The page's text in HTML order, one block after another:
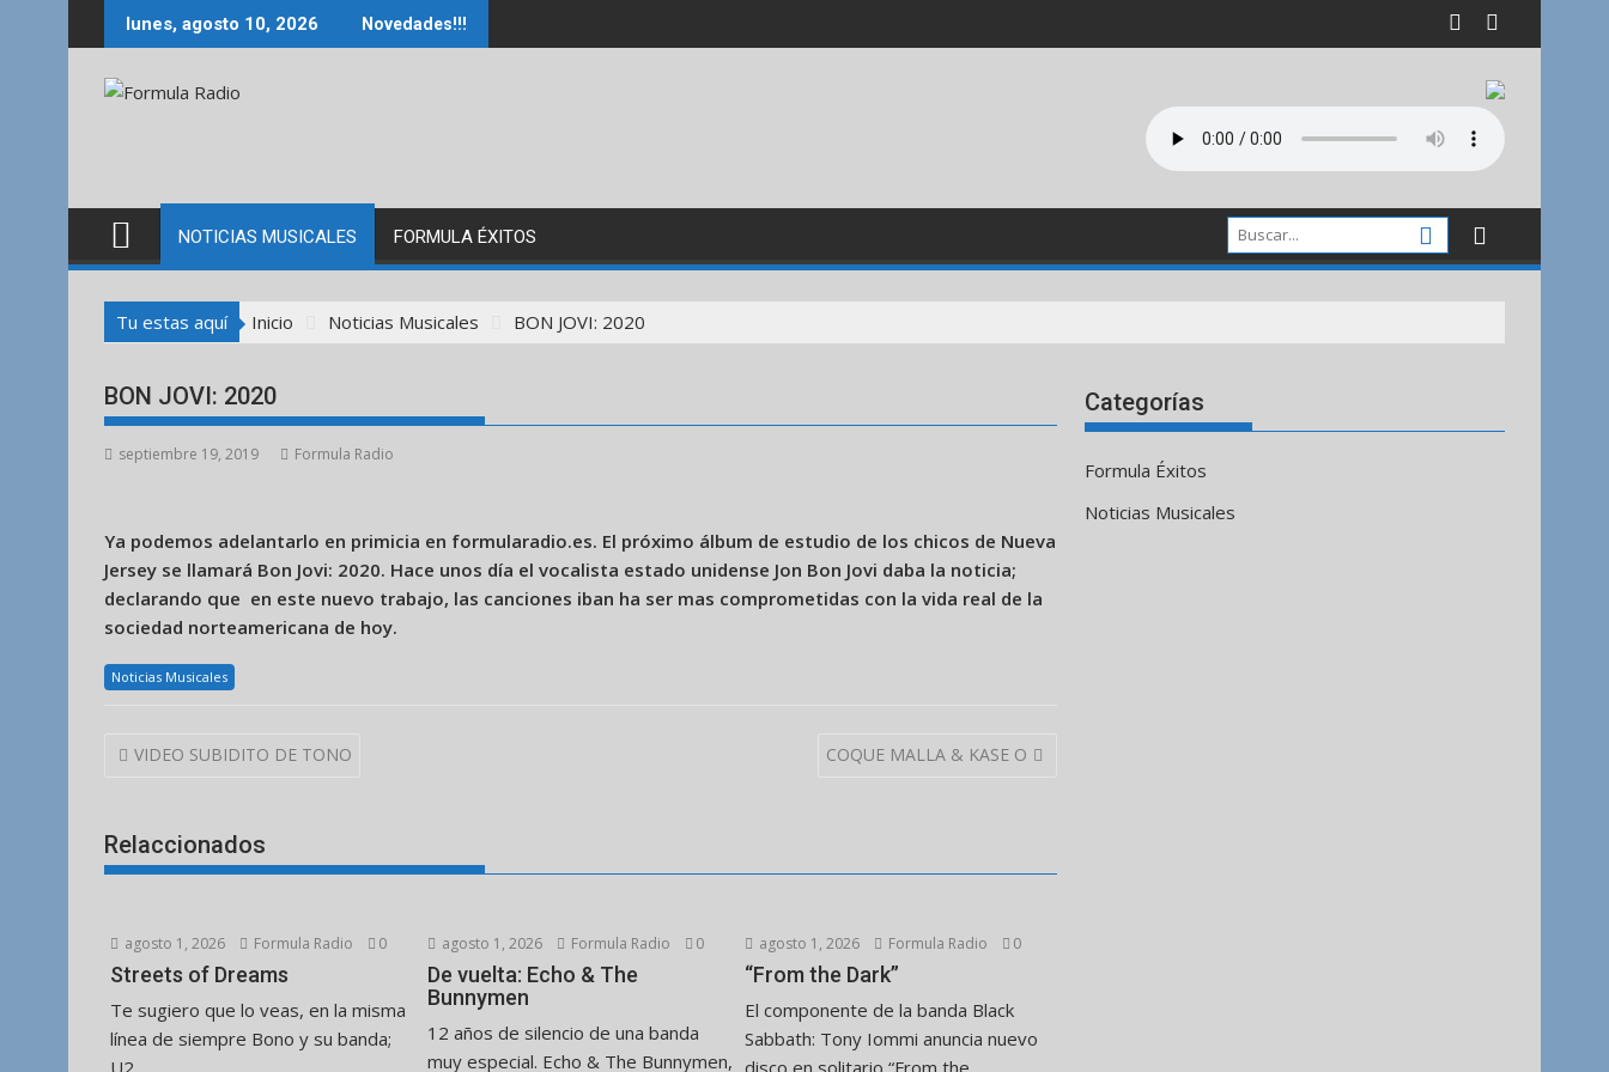
al
lunes, agosto 10, 2026 Novedades!!!
NOTICIAS MUSICALES FORMULA ÉXITOS
Tu estas aquí Inicio Noticias Musicales BON JOVI: 2020
BON JOVI: 2020
septiembre 19, 2019 Formula Radio
Ya podemos adelantarlo en primicia en formularadio.es. El próximo álbum de estudio de los chicos de Nueva
Jersey se llamará Bon Jovi: 2020. Hace unos día el vocalista estado unidense Jon Bon Jovi daba la noticia;
declarando que en este nuevo trabajo, las canciones iban ha ser mas comprometidas con la vida real de la
sociedad norteamericana de hoy.
Noticias Musicales
Navegación
VIDEO SUBIDITO DE TONO COQUE MALLA & KASE O
Relaccionados
agosto 1, 2026 Formula Radio 0
Streets of Dreams
Te sugiero que lo veas, en la misma
línea de siempre Bono y su banda;
U2...
agosto 1, 2026 Formula Radio 0
De vuelta: Echo & The
Bunnymen
12 años de silencio de una banda
muy especial. Echo & The Bunnymen,
agosto 1, 2026 Formula Radio 0
“From the Dark”
El componente de la banda Black
Sabbath: Tony Iommi anuncia nuevo
disco en solitario “From the...
Categorías
Formula Éxitos
Noticias Musicales